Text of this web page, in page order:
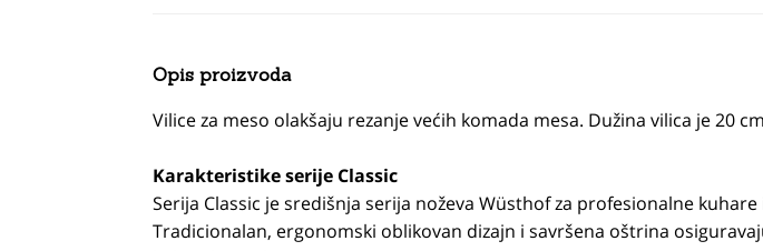
Opis proizvoda
Vilice za meso olakšaju rezanje većih komada mesa. Dužina vilica je 20
Karakteristike serije Classic
Serija Classic je središnja serija noževa Wüsthof za profesionalne
Tradicionalan, ergonomski oblikovan dizajn i savršena oštrina